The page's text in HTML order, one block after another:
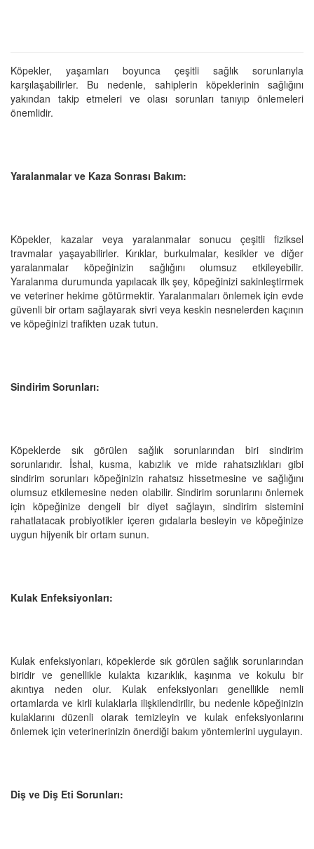
Köpekler, yaşamları boyunca çeşitli sağlık sorunlarıyla
karşılaşabilirler. Bu nedenle, sahiplerin köpeklerinin sağlığını
yakından takip etmeleri ve olası sorunları tanıyıp önlemeleri
önemlidir.
Yaralanmalar ve Kaza Sonrası Bakım:
Köpekler, kazalar veya yaralanmalar sonucu çeşitli fiziksel
travmalar yaşayabilirler. Kırıklar, burkulmalar, kesikler ve diğer
yaralanmalar köpeğinizin sağlığını olumsuz etkileyebilir.
Yaralanma durumunda yapılacak ilk şey, köpeğinizi sakinleştirmek
ve veteriner hekime götürmektir. Yaralanmaları önlemek için evde
güvenli bir ortam sağlayarak sivri veya keskin nesnelerden kaçının
ve köpeğinizi trafikten uzak tutun.
Sindirim Sorunları:
Köpeklerde sık görülen sağlık sorunlarından biri sindirim
sorunlarıdır. İshal, kusma, kabızlık ve mide rahatsızlıkları gibi
sindirim sorunları köpeğinizin rahatsız hissetmesine ve sağlığını
olumsuz etkilemesine neden olabilir. Sindirim sorunlarını önlemek
için köpeğinize dengeli bir diyet sağlayın, sindirim sistemini
rahatlatacak probiyotikler içeren gıdalarla besleyin ve köpeğinize
uygun hijyenik bir ortam sunun.
Kulak Enfeksiyonları:
Kulak enfeksiyonları, köpeklerde sık görülen sağlık sorunlarından
biridir ve genellikle kulakta kızarıklık, kaşınma ve kokulu bir
akıntıya neden olur. Kulak enfeksiyonları genellikle nemli
ortamlarda ve kirli kulaklarla ilişkilendirilir, bu nedenle köpeğinizin
kulaklarını düzenli olarak temizleyin ve kulak enfeksiyonlarını
önlemek için veterinerinizin önerdiği bakım yöntemlerini uygulayın.
Diş ve Diş Eti Sorunları: